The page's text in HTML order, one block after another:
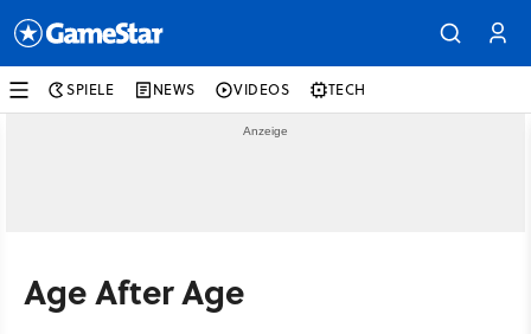
SPIELE NEWS VIDEOS TECH
Age After Age